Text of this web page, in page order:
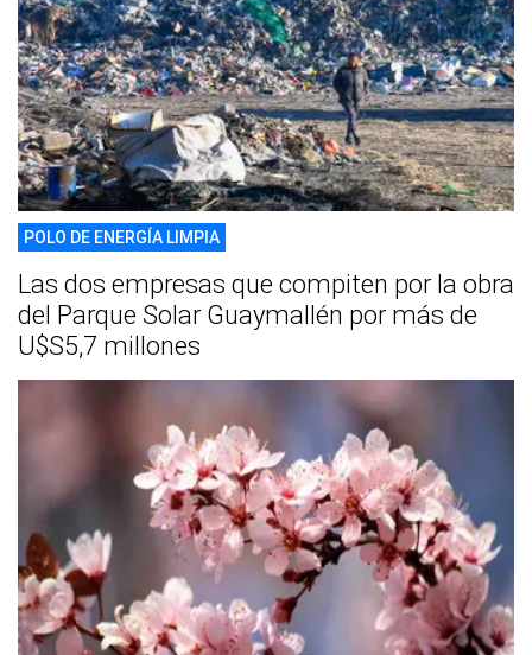
POLO DE ENERGÍA LIMPIA
Las dos empresas que compiten por la obra
del Parque Solar Guaymallén por más de
U$S5,7 millones